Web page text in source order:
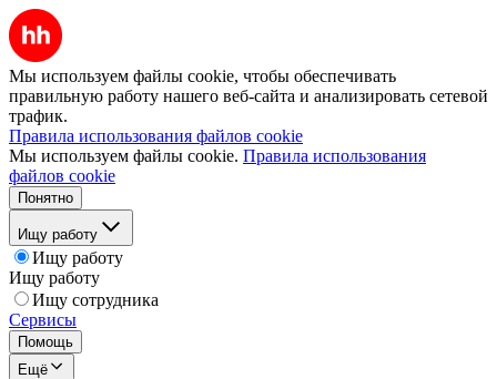
Мы используем файлы cookie, чтобы обеспечивать
правильную работу нашего веб-сайта и анализировать сетевой
трафик.
Правила использования файлов cookie
Мы используем файлы cookie. Правила использования
файлов cookie
Понятно
Ищу работу
Ищу работу
Ищу работу
Ищу сотрудника
Сервисы
Помощь
Ещё